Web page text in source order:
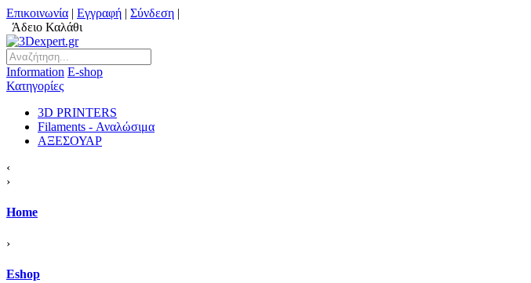
Επικοινωνία | Εγγραφή | Σύνδεση |
Άδειο Καλάθι
Information Ε-shop
Κατηγορίες
3D PRINTERS
Filaments - Αναλώσιμα
ΑΞΕΣΟΥΑΡ
‹
›
Home
›
Eshop